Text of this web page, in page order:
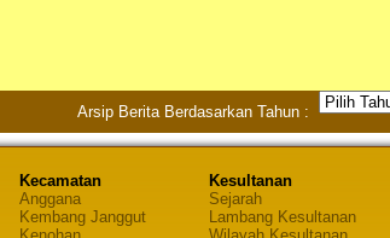
Arsip Berita Berdasarkan Tahun :
Kecamatan
Anggana
Kembang Janggut
Kesultanan
Sejarah
Lambang Kesultanan